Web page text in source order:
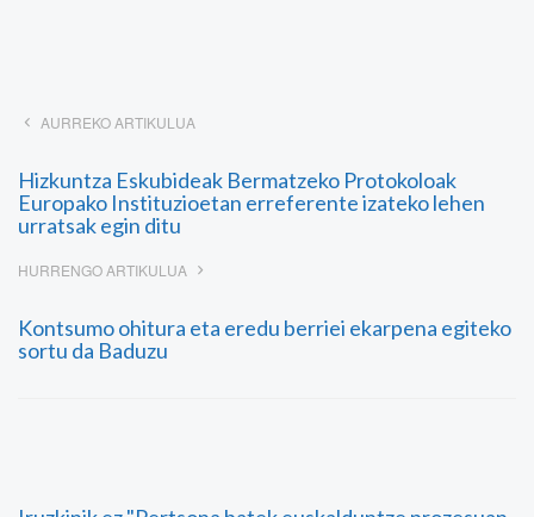
AURREKO ARTIKULUA
Hizkuntza Eskubideak Bermatzeko Protokoloak
Europako Instituzioetan erreferente izateko lehen
urratsak egin ditu
HURRENGO ARTIKULUA
Kontsumo ohitura eta eredu berriei ekarpena egiteko
sortu da Baduzu